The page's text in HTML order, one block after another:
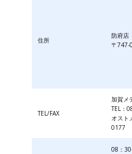
住所
防府店
〒747-
TEL/FAX
加賀メ
TEL：
オスト
0177
08：